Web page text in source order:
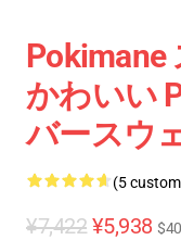
Pokimane
かわいい
バースウ
(5
¥7,422 ¥5,938